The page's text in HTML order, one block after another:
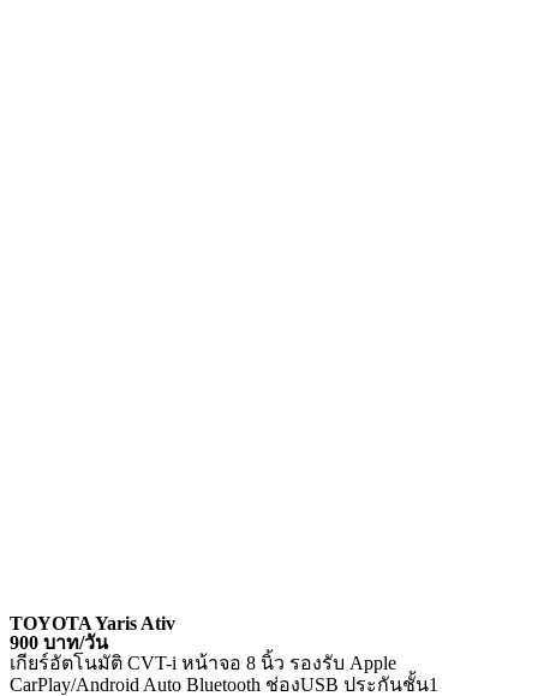
TOYOTA Yaris Ativ
900 บาท/วัน
เกียร์อัตโนมัติ CVT-i หน้าจอ 8 นิ้ว รองรับ Apple
CarPlay/Android Auto Bluetooth ช่องUSB ประกันชั้น1